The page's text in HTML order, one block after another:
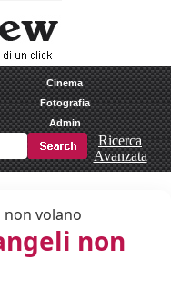
Cinema
Fotografia
Admin
Ricerca
Avanzata
non volano
non